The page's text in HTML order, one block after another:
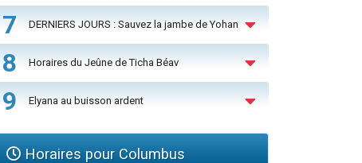
7 DERNIERS JOURS : Sauvez la jambe de Yohan
8 Horaires du Jeûne de Ticha Béav
9 Elyana au buisson ardent
Horaires pour Columbus